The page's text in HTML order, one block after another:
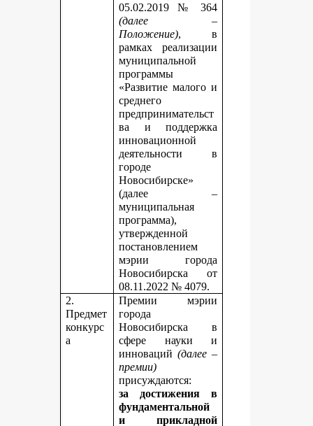
05.02.2019 № 364
(далее –
Положение), в
рамках реализации
муниципальной
программы
«Развитие малого и
среднего
предпринимательст
ва и поддержка
инновационной
деятельности в
городе
Новосибирске»
(далее –
муниципальная
программа),
утвержденной
постановлением
мэрии города
Новосибирска от
08.11.2022 № 4079.
2.
Предмет
конкурс
а
Премии мэрии
города
Новосибирска в
сфере науки и
инноваций(далее –
премии)
присуждаются:
за достижения в
фундаментальной
и прикладной